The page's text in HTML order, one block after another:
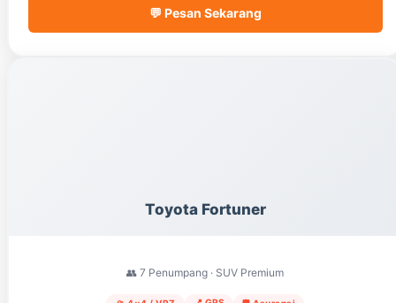
💬 Pesan Sekarang
Toyota Fortuner
👥 7 Penumpang · SUV Premium